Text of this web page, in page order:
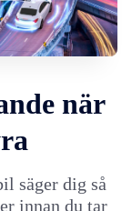
när
säger dig så
innan du tar